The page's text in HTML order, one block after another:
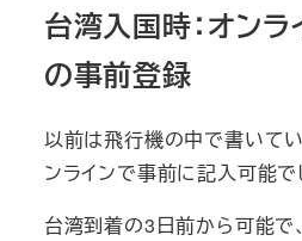
台湾入国時：オン
の事前登録
以前は飛行機の中で書いてい
ンラインで事前に記入可能で
台湾到着の3日前から可能で